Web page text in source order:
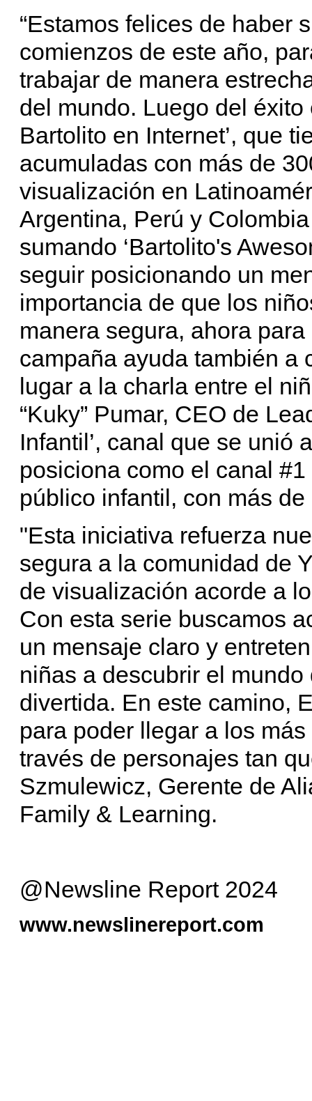
“Estamos felices de haber
comienzos de este año,
trabajar de manera
del mundo. Luego del éxito
Bartolito en Internet’, que
acumuladas con más de
visualización en
Argentina, Perú y
sumando ‘Bartolito's
seguir posicionando un
importancia de que los
manera segura, ahora
campaña ayuda también a
lugar a la charla entre el
“Kuky” Pumar, CEO de
Infantil’, canal que se unió
posiciona como el canal
público infantil, con más
"Esta iniciativa refuerza
segura a la comunidad de
de visualización acorde a
Con esta serie buscamos
un mensaje claro y
niñas a descubrir el
divertida. En este camino,
para poder llegar a los
través de personajes tan
Szmulewicz, Gerente de
Family & Learning.
@Newsline Report 2024
www.newslinereport.com